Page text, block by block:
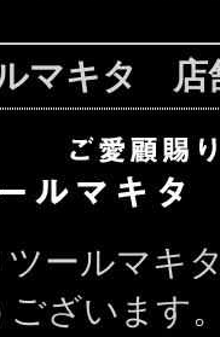
マキタ 店
ツールマキ
ございます